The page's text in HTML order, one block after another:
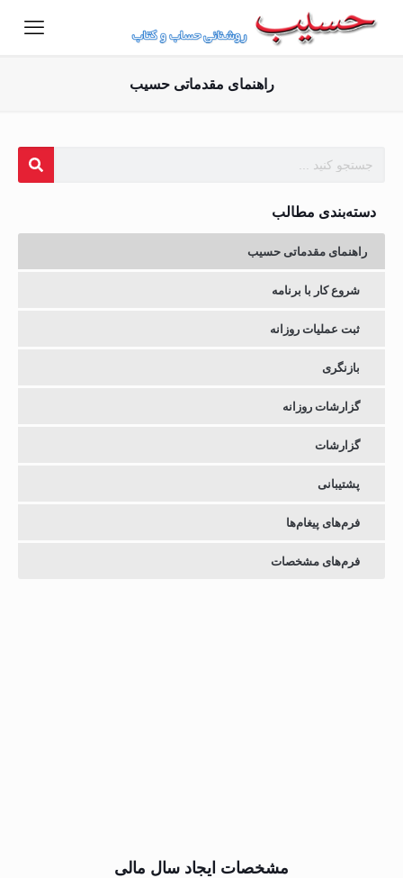
راهنمای مقدماتی حسیب
دسته‌بندی مطالب
راهنمای مقدماتی حسیب
شروع کار با برنامه
ثبت عملیات روزانه
بازنگری
گزارشات روزانه
گزارشات
پشتیبانی
فرم‌های پیغام‌ها
فرم‌های مشخصات
مشخصات ایجاد سال مالی